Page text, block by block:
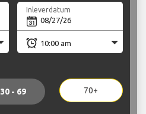
Inleverdatum
30 - 69 70+